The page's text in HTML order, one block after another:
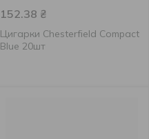
152.38 ₴
Цигарки Chesterfield Compact
Blue 20шт